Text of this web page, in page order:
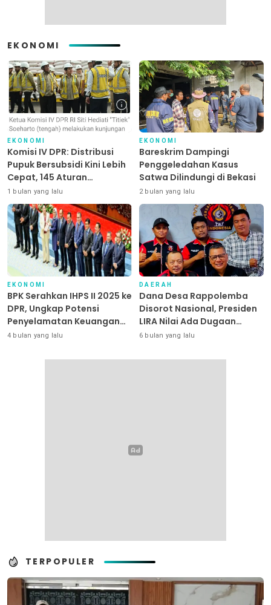
EKONOMI
EKONOMI
Komisi IV DPR: Distribusi
Pupuk Bersubsidi Kini Lebih
Cepat, 145 Aturan
Dipangkas
1 bulan yang lalu
EKONOMI
Bareskrim Dampingi
Penggeledahan Kasus
Satwa Dilindungi di Bekasi
2 bulan yang lalu
EKONOMI
BPK Serahkan IHPS II 2025 ke
DPR, Ungkap Potensi
Penyelamatan Keuangan
Negara Puluhan Triliun
4 bulan yang lalu
DAERAH
Dana Desa Rappolemba
Disorot Nasional, Presiden
LIRA Nilai Ada Dugaan
Abuse of Power
6 bulan yang lalu
TERPOPULER